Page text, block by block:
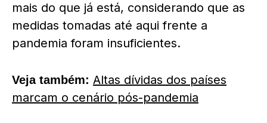
mais do que já está, considerando que as
medidas tomadas até aqui frente a
pandemia foram insuficientes.
Veja também: Altas dívidas dos países
marcam o cenário pós-pandemia